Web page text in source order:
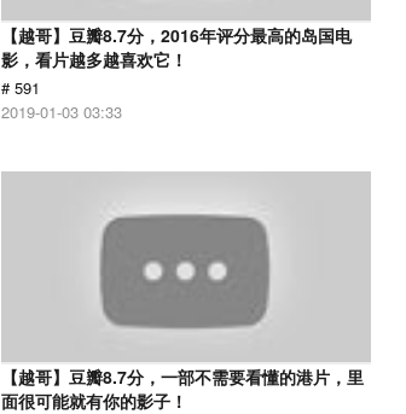
【越哥】豆瓣8.7分，2016年评分最高的岛国电
影，看片越多越喜欢它！
# 591
2019-01-03 03:33
【越哥】豆瓣8.7分，一部不需要看懂的港片，里
面很可能就有你的影子！